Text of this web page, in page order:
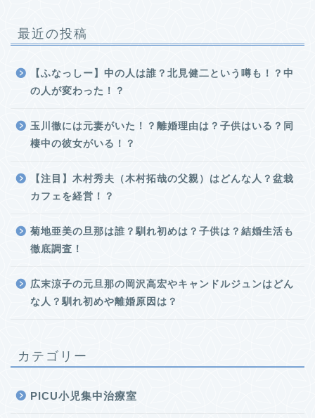
最近の投稿
【ふなっしー】中の人は誰？北見健二という噂も！？中
の人が変わった！？
玉川徹には元妻がいた！？離婚理由は？子供はいる？同
棲中の彼女がいる！？
【注目】木村秀夫（木村拓哉の父親）はどんな人？盆栽
カフェを経営！？
菊地亜美の旦那は誰？馴れ初めは？子供は？結婚生活も
徹底調査！
広末涼子の元旦那の岡沢高宏やキャンドルジュンはどん
な人？馴れ初めや離婚原因は？
カテゴリー
PICU小児集中治療室